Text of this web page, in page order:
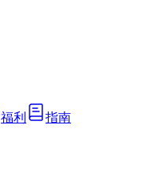
福利 指南